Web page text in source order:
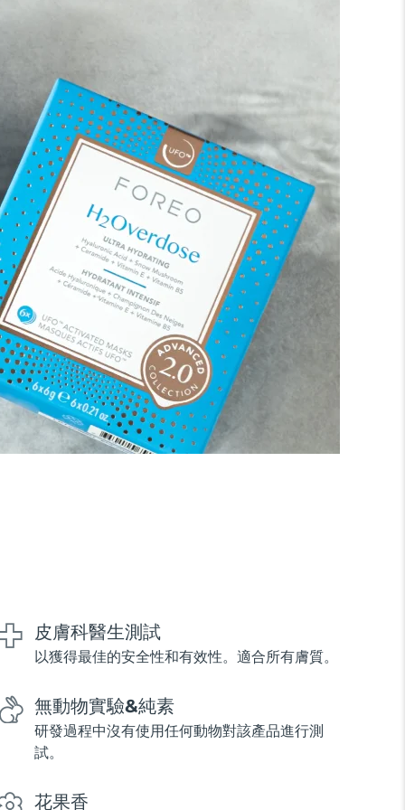
皮膚科醫生測試
以獲得最佳的安全性和有效性。適合所有膚質。
無動物實驗&純素
研發過程中沒有使用任何動物對該產品進行測
試。
花果香